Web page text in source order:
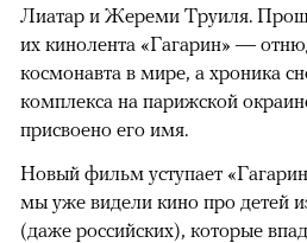
Лиатар и Жереми Труиля.
их кинолента «Гагарин» —
космонавта в мире, а хроника
комплекса на парижской
присвоено его имя.
Новый фильм уступает
мы уже видели кино про детей
(даже российских), которые